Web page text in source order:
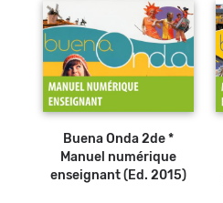
Buena Onda 2de *
Manuel numérique
enseignant (Ed. 2015)